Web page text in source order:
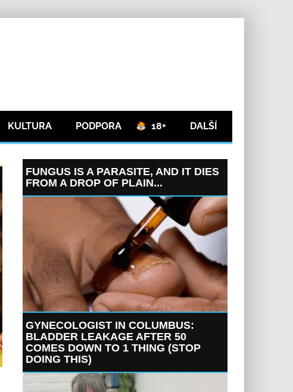
KULTURA PODPORA 18+ DALŠÍ
FUNGUS IS A PARASITE, AND IT DIES
FROM A DROP OF PLAIN...
GYNECOLOGIST IN COLUMBUS:
BLADDER LEAKAGE AFTER 50
COMES DOWN TO 1 THING (STOP
DOING THIS)